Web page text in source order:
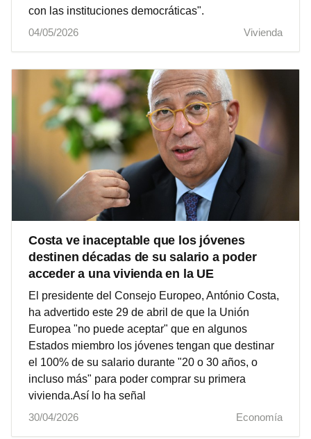
con las instituciones democráticas".
04/05/2026
Vivienda
Costa ve inaceptable que los jóvenes
destinen décadas de su salario a poder
acceder a una vivienda en la UE
El presidente del Consejo Europeo, António Costa,
ha advertido este 29 de abril de que la Unión
Europea "no puede aceptar" que en algunos
Estados miembro los jóvenes tengan que destinar
el 100% de su salario durante "20 o 30 años, o
incluso más" para poder comprar su primera
vivienda.Así lo ha señal
30/04/2026
Economía